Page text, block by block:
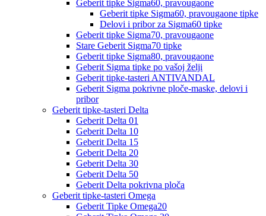
Geberit tipke Sigma60, pravougaone
Geberit tipke Sigma60, pravougaone tipke
Delovi i pribor za Sigma60 tipke
Geberit tipke Sigma70, pravougaone
Stare Geberit Sigma70 tipke
Geberit tipke Sigma80, pravougaone
Geberit Sigma tipke po vašoj želji
Geberit tipke-tasteri ANTIVANDAL
Geberit Sigma pokrivne ploče-maske, delovi i
pribor
Geberit tipke-tasteri Delta
Geberit Delta 01
Geberit Delta 10
Geberit Delta 15
Geberit Delta 20
Geberit Delta 30
Geberit Delta 50
Geberit Delta pokrivna ploča
Geberit tipke-tasteri Omega
Geberit Tipke Omega20